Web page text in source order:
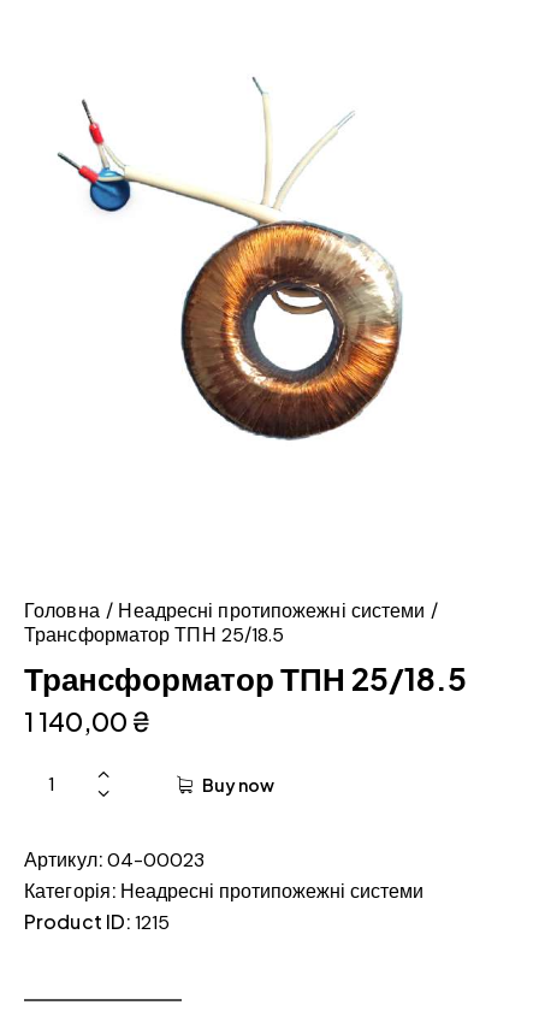
Головна
Неадресні протипожежні системи
Трансформатор ТПН 25/18.5
Трансформатор ТПН 25/18.5
1 140,00 ₴
Buy now
Артикул:04-00023
Категорія: Неадресні протипожежні системи
Product ID:1215